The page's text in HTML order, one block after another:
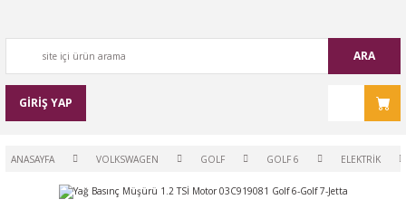
ARA
GİRİŞ YAP
ANASAYFA VOLKSWAGEN GOLF GOLF 6 ELEKTRİK